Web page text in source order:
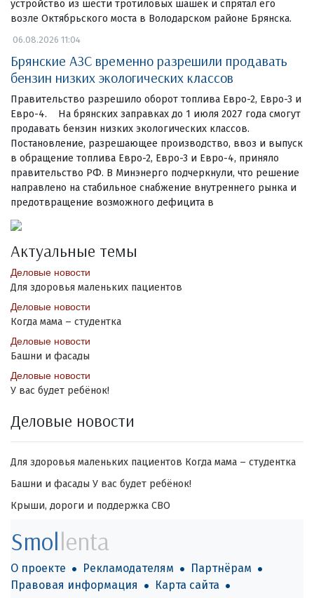
устройство из шести тротиловых шашек и спрятал его
возле Октябрьского моста в Володарском районе Брянска.
06.08.2026 11:04
Брянские АЗС временно разрешили продавать
бензин низких экологических классов
Правительство разрешило оборот топлива Евро-2, Евро-3 и
Евро-4. На брянских заправках до 1 июля 2027 года смогут
продавать бензин низких экологических классов.
Постановление, разрешающее производство, ввоз и выпуск
в обращение топлива Евро-2, Евро-3 и Евро-4, приняло
правительство РФ. В Минэнерго подчеркнули, что решение
направлено на стабильное снабжение внутреннего рынка и
предотвращение возможного дефицита в
Актуальные темы
Деловые новости
Для здоровья маленьких пациентов
Деловые новости
Когда мама – студентка
Деловые новости
Башни и фасады
Деловые новости
У вас будет ребёнок!
Деловые новости
Для здоровья маленьких пациентов Когда мама – студентка
Башни и фасады У вас будет ребёнок!
Крыши, дороги и поддержка СВО
Smollenta
О проекте Рекламодателям
Партнёрам
Правовая информация
Карта сайта